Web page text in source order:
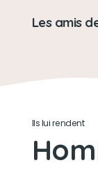
Une pure
Ses
Les amis
Ils lui rendent